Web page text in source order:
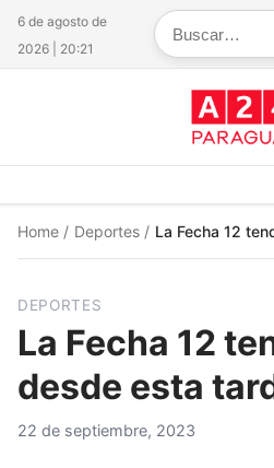
6 de agosto de
2026 | 20:21
Home / Deportes / La Fecha 12
DEPORTES
La Fecha 12
desde esta
22 de septiembre, 2023